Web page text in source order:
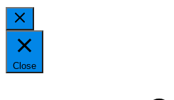
Close